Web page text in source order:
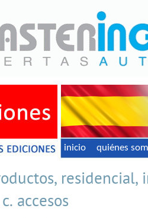
inicio quiénes
residencial,
accesos